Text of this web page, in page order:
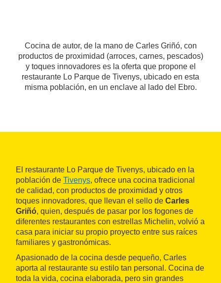
Cocina de autor, de la mano de Carles Griñó, con
productos de proximidad (arroces, carnes, pescados)
y toques innovadores es la oferta que propone el
restaurante Lo Parque de Tivenys, ubicado en esta
misma población, en un enclave al lado del Ebro.
El restaurante Lo Parque de Tivenys, ubicado en la
población de Tivenys, ofrece una cocina tradicional
de calidad, con productos de proximidad y otros
toques innovadores, que llevan el sello de Carles
Griñó, quien, después de pasar por los fogones de
diferentes restaurantes con estrellas Michelin, volvió a
casa para iniciar su propio proyecto entre sus raíces
familiares y gastronómicas.
Apasionado de la cocina desde pequeño, Carles
aporta al restaurante su estilo tan personal. Cocina de
toda la vida, cocina elaborada, pero sin grandes